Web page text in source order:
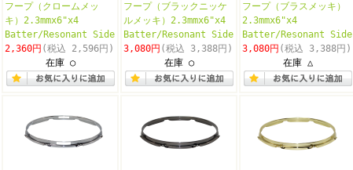
フープ（クロームメッ
キ）2.3mmx6"x4
Batter/Resonant Side
2,360円 (税込 2,596円)
在庫 ○
フープ（ブラックニッケ
ルメッキ）2.3mmx6"x4
Batter/Resonant Side
3,080円 (税込 3,388円)
在庫 ○
フープ（ブラスメッキ）
2.3mmx6"x4
Batter/Resonant Side
3,080円 (税込 3,388円)
在庫 △